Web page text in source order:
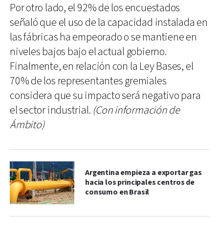
Por otro lado, el 92% de los encuestados
señaló que el uso de la capacidad instalada en
las fábricas ha empeorado o se mantiene en
niveles bajos bajo el actual gobierno.
Finalmente, en relación con la Ley Bases, el
70% de los representantes gremiales
considera que su impacto será negativo para
el sector industrial. (Con información de
Ámbito)
Argentina empieza a exportar gas
hacia los principales centros de
consumo en Brasil